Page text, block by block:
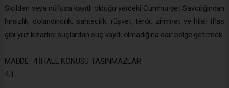
Sicilden veya nüfusa kayıtlı olduğu yerdeki Cumhuriyet Savcılığından
hırsızlık, dolandırıcılık, sahtecilik, rüşvet, terör, zimmet ve hileli iflas
gibi yüz kızartıcı suçlardan suç kaydı olmadığına dair belge getirmek.
MADDE–4 İHALE KONUSU TAŞINMAZLAR
4.1